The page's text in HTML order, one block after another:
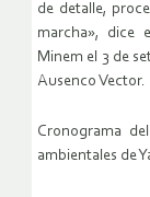
de detalle,
marcha», dice
Minem el 3 de
Ausenco Vector.
Cronograma
ambientales de